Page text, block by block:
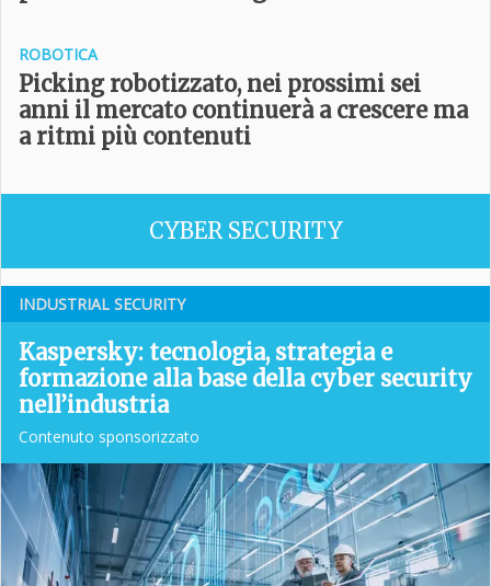
ROBOTICA
Picking robotizzato, nei prossimi sei
anni il mercato continuerà a crescere ma
a ritmi più contenuti
CYBER SECURITY
INDUSTRIAL SECURITY
Kaspersky: tecnologia, strategia e
formazione alla base della cyber security
nell’industria
Contenuto sponsorizzato